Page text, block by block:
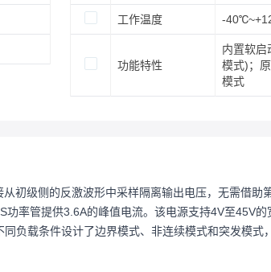
工作温度 -
功能特性
内置软启
模式)；
模式
初级侧的反激波形中采样隔离输出电压，无需借助
率管提供3.6A的峰值电流。该电源支持4V至45V
负载条件设计了边界模式、非连续模式和突发模式